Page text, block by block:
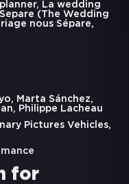
La wedding
(The Wedding
nous Sépare,
Marta Sánchez,
Philippe Lacheau
Pictures Vehicles,
for